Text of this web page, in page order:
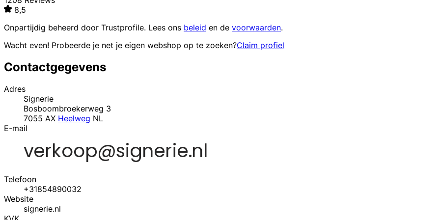
8,5
Onpartijdig beheerd door Trustprofile. Lees ons beleid en de voorwaarden.
Wacht even! Probeerde je net je eigen webshop op te zoeken?Claim profiel
Contactgegevens
Adres
Signerie
Bosboombroekerweg 3
7055 AX Heelweg NL
E-mail
Telefoon
+31854890032
Website
signerie.nl